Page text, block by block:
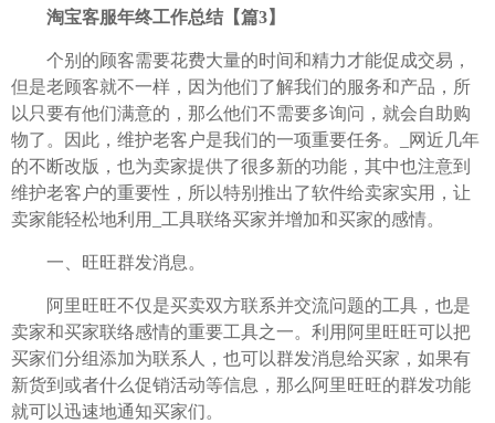
淘宝客服年终工作总结【篇3】
个别的顾客需要花费大量的时间和精力才能促成交易，
但是老顾客就不一样，因为他们了解我们的服务和产品，所
以只要有他们满意的，那么他们不需要多询问，就会自助购
物了。因此，维护老客户是我们的一项重要任务。_网近几年
的不断改版，也为卖家提供了很多新的功能，其中也注意到
维护老客户的重要性，所以特别推出了软件给卖家实用，让
卖家能轻松地利用_工具联络买家并增加和买家的感情。
一、旺旺群发消息。
阿里旺旺不仅是买卖双方联系并交流问题的工具，也是
卖家和买家联络感情的重要工具之一。利用阿里旺旺可以把
买家们分组添加为联系人，也可以群发消息给买家，如果有
新货到或者什么促销活动等信息，那么阿里旺旺的群发功能
就可以迅速地通知买家们。